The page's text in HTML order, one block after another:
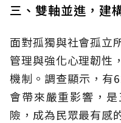
三、雙軸並進，建
面對孤獨與社會孤立
管理與強化心理韌性
機制。調查顯示，有
會帶來嚴重影響，
險，成為民眾最有感